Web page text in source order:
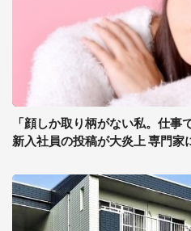
「顔しか取り柄がない私。仕事
新入社員の投稿が大炎上 専門家